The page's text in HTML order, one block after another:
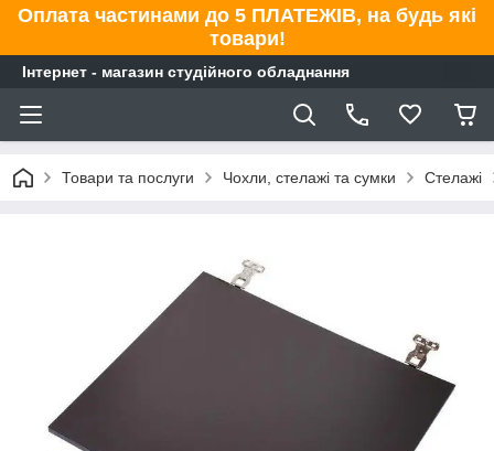
Оплата частинами до 5 ПЛАТЕЖІВ, на будь які
товари!
Інтернет - магазин студійного обладнання
Товари та послуги Чохли, стелажі та сумки Стелажі